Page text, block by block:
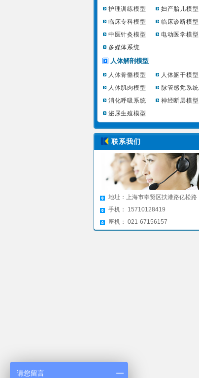
护理训练模型
妇产胎儿模型
临床专科模型
临床诊断模型
中医针灸模型
电动医学模型
多媒体系统
人体解剖模型
人体骨骼模型
人体躯干模型
人体肌肉模型
脉管感觉系统
消化呼吸系统
神经断层模型
泌尿生殖模型
联系我们
地址：上海市奉贤区扶港路亿松路
手机： 15710128419
座机： 021-67156157
请您留言